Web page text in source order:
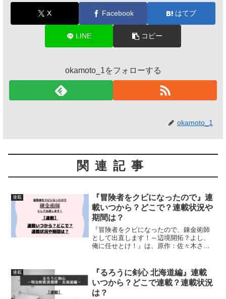
X Facebook はてブ
LINE コピー
okamoto_1をフォローする
okamoto_1
関連記事
連載
『冒険者をクビになったので』連
載いつから？どこで？連載状況や
期間は？
『冒険者をクビになったので、錬金術師
として出直します！～辺境開拓？よし、
俺に任せとけ！』は、原作：佐々木さざ
原案：あれっくすさんによる作品です。
漫画の連載がいつからはじ...
連載
『るろうに剣心 北海道編』連載
いつから？どこで連載？連載状況
は？